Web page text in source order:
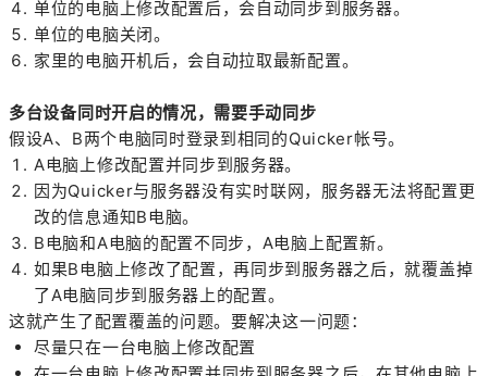
单位的电脑上修改配置后，会自动同步到服务器。
单位的电脑关闭。
家里的电脑开机后，会自动拉取最新配置。
多台设备同时开启的情况，需要手动同步
假设A、B两个电脑同时登录到相同的Quicker帐号。
A电脑上修改配置并同步到服务器。
因为Quicker与服务器没有实时联网，服务器无法将配置更
改的信息通知B电脑。
B电脑和A电脑的配置不同步，A电脑上配置新。
如果B电脑上修改了配置，再同步到服务器之后，就覆盖掉
了A电脑同步到服务器上的配置。
这就产生了配置覆盖的问题。要解决这一问题：
尽量只在一台电脑上修改配置